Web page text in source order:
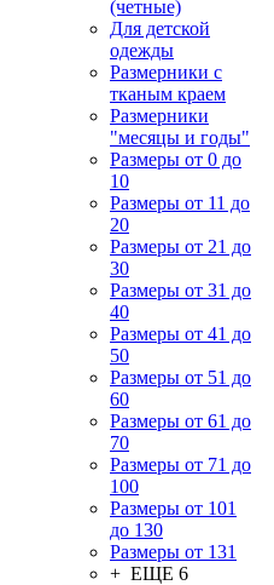
(четные)
Для детской
одежды
Размерники с
тканым краем
Размерники
"месяцы и годы"
Размеры от 0 до
10
Размеры от 11 до
20
Размеры от 21 до
30
Размеры от 31 до
40
Размеры от 41 до
50
Размеры от 51 до
60
Размеры от 61 до
70
Размеры от 71 до
100
Размеры от 101
до 130
Размеры от 131
+ ЕЩЕ 6